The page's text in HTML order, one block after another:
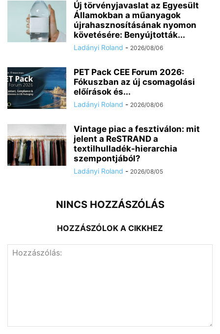
Új törvényjavaslat az Egyesült
Államokban a műanyagok
újrahasznosításának nyomon
követésére: Benyújtották...
Ladányi Roland - 2026/08/06
PET Pack CEE Forum 2026:
Fókuszban az új csomagolási
előírások és...
Ladányi Roland - 2026/08/06
Vintage piac a fesztiválon: mit
jelent a ReSTRAND a
textilhulladék-hierarchia
szempontjából?
Ladányi Roland - 2026/08/05
NINCS HOZZÁSZÓLÁS
HOZZÁSZÓLOK A CIKKHEZ